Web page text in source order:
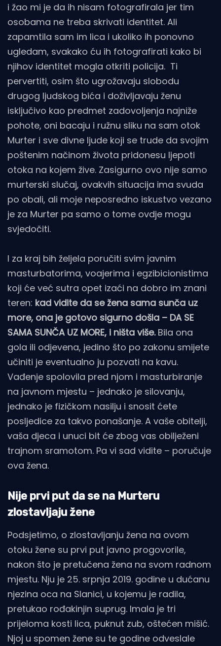
i žao mi je da ih nisam fotografirala jer tim
osobama ne treba skrivati identitet. Ali
zapamtila sam im lica i ukoliko ih ponovno
ugledam, svakako ću ih fotografirati kako bi
njihov identitet mogla otkriti policija. Ti
pervertiti, osim što ugrožavaju slobodu
drugog ljudskog bića i doživljavaju ženu
isključivo kao predmet zadovoljenja najniže
pohote, oni bacaju i ružnu sliku na sam otok
Murter i sve divne ljude koji se trude da svojim
poštenim načinom života pridonesu ljepoti
otoka na kojem žive. Zasigurno ovo nije samo
murterski slučaj, ovakvih situacija ima svuda
po obali, ali moje neposredno iskustvo vezano
je za Murter pa samo o tome ovdje mogu
svjedočiti.
I za kraj bih željela poručiti svim javnim
masturbatorima, voajerima i egzibicionistima
koji će već sutra opet izaći na dobro im znani
teren: kad vidite da se žena sama sunča uz
more, ona je gotovo sigurno došla – DA SE
SAMA SUNČA UZ MORE, i ništa više. Bila ona
gola ili odjevena, jedino što po zakonu smijete
učiniti je eventualno ju pozvati na kavu.
Vađenje spolovila pred njom i masturbiranje
na javnom mjestu – jednako je silovanju,
jednako je fizičkom nasilju i snosit ćete
posljedice za takvo ponašanje. A vaše obitelji,
vaša djeca i unuci bit će zbog vas obilježeni
trajnom sramotom. Pa vi sad vidite – poručuje
ova žena.
Nije prvi put da se na Murteru
zlostavljaju žene
Podsjetimo, o zlostavljanju žena na ovom
otoku žene su prvi put javno progovorile,
nakon što je pretučena žena na svom radnom
mjestu. Nju je 25. srpnja 2019. godine u dućanu
njezina oca na Slanici, u kojemu je radila,
pretukao rođakinjin suprug. Imala je tri
prijeloma kosti lica, puknut zub, oštećen mišić.
Njoj u spomen žene su te godine odveslale